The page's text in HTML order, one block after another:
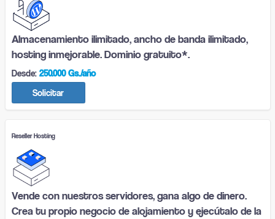
Almacenamiento ilimitado, ancho de banda ilimitado,
hosting inmejorable. Dominio gratuito*.
Desde: 250.000 Gs./año
Solicitar
Reseller Hosting
Vende con nuestros servidores, gana algo de dinero.
Crea tu propio negocio de alojamiento y ejecútalo de la